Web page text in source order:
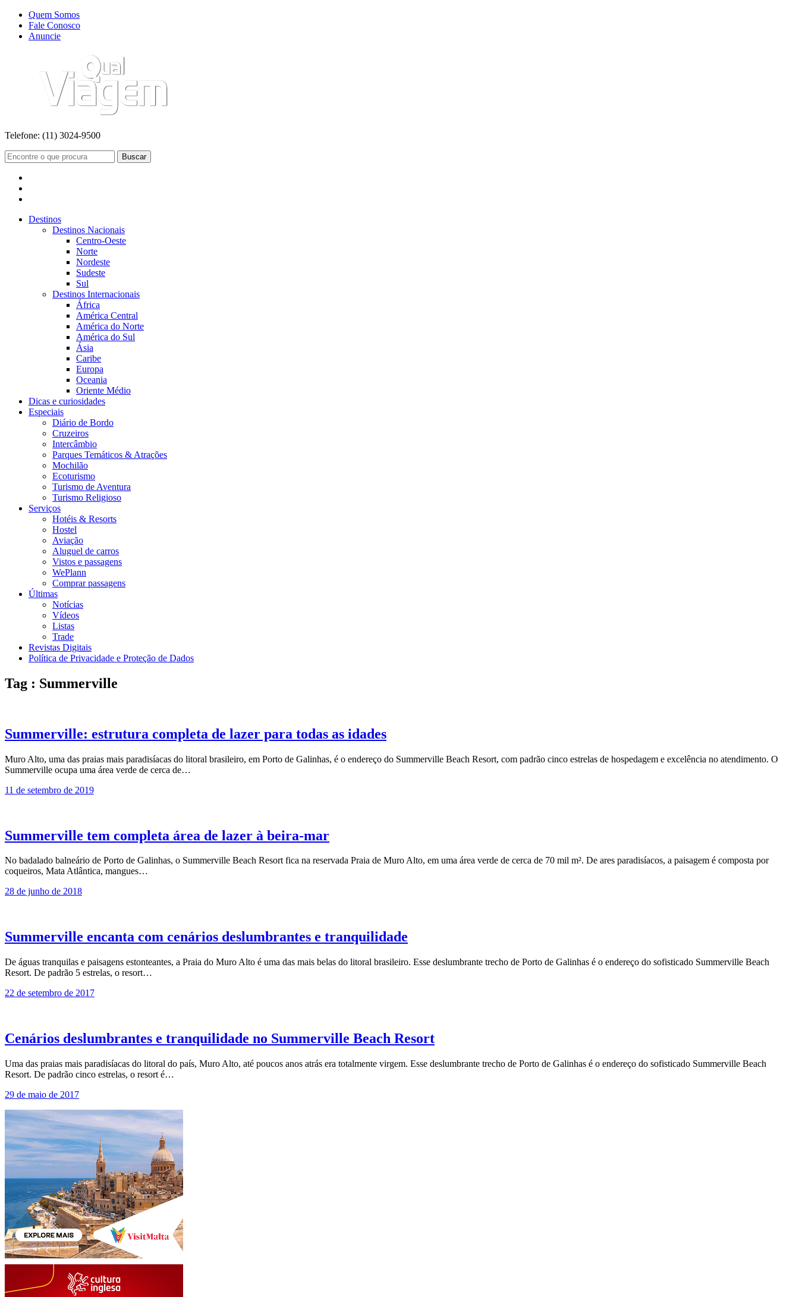
Quem Somos
Fale Conosco
Anuncie
Telefone: (11) 3024-9500
Buscar
Destinos
Destinos Nacionais
Centro-Oeste
Norte
Nordeste
Sudeste
Sul
Destinos Internacionais
África
América Central
América do Norte
América do Sul
Ásia
Caribe
Europa
Oceania
Oriente Médio
Dicas e curiosidades
Especiais
Diário de Bordo
Cruzeiros
Intercâmbio
Parques Temáticos & Atrações
Mochilão
Ecoturismo
Turismo de Aventura
Turismo Religioso
Serviços
Hotéis & Resorts
Hostel
Aviação
Aluguel de carros
Vistos e passagens
WePlann
Comprar passagens
Últimas
Notícias
Vídeos
Listas
Trade
Revistas Digitais
Política de Privacidade e Proteção de Dados
Tag : Summerville
Summerville: estrutura completa de lazer para todas as idades
Muro Alto, uma das praias mais paradisíacas do litoral brasileiro, em Porto de Galinhas, é o endereço do Summerville Beach Resort, com padrão cinco estrelas de hospedagem e excelência no atendimento. O
Summerville ocupa uma área verde de cerca de…
11 de setembro de 2019
Summerville tem completa área de lazer à beira-mar
No badalado balneário de Porto de Galinhas, o Summerville Beach Resort fica na reservada Praia de Muro Alto, em uma área verde de cerca de 70 mil m². De ares paradisíacos, a paisagem é composta por
coqueiros, Mata Atlântica, mangues…
28 de junho de 2018
Summerville encanta com cenários deslumbrantes e tranquilidade
De águas tranquilas e paisagens estonteantes, a Praia do Muro Alto é uma das mais belas do litoral brasileiro. Esse deslumbrante trecho de Porto de Galinhas é o endereço do sofisticado Summerville Beach
Resort. De padrão 5 estrelas, o resort…
22 de setembro de 2017
Cenários deslumbrantes e tranquilidade no Summerville Beach Resort
Uma das praias mais paradisíacas do litoral do país, Muro Alto, até poucos anos atrás era totalmente virgem. Esse deslumbrante trecho de Porto de Galinhas é o endereço do sofisticado Summerville Beach
Resort. De padrão cinco estrelas, o resort é…
29 de maio de 2017